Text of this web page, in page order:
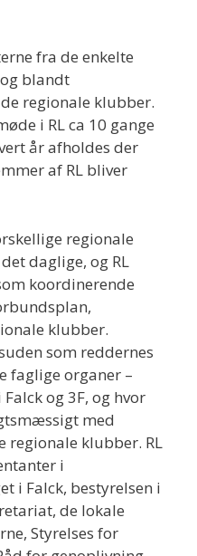
fra de enkelte
blandt
regionale klubber.
i RL ca 10 gange
år afholdes der
af RL bliver
regionale
daglige, og RL
koordinerende
klubber.
som reddernes
faglige organer –
og 3F, og hvor
med
klubber. RL
i
i Falck, bestyrelsen i
de lokale
Styrelses for